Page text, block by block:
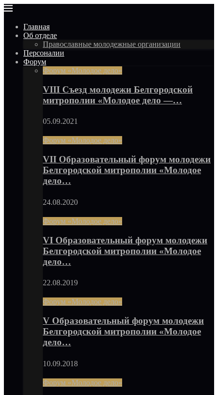
Главная
Об отделе
Православные молодежные организации
Персоналии
Форум
Форум «Молодое дело»
VIII Съезд молодежи Белгородской
митрополии «Молодое дело —…
05.09.2021
Форум «Молодое дело»
VII Образовательный форум молодежи
Белгородской митрополии «Молодое
дело…
24.08.2020
Форум «Молодое дело»
VI Образовательный форум молодежи
Белгородской митрополии «Молодое
дело…
22.08.2019
Форум «Молодое дело»
V Образовательный форум молодежи
Белгородской митрополии «Молодое
дело…
10.09.2018
Форум «Молодое дело»